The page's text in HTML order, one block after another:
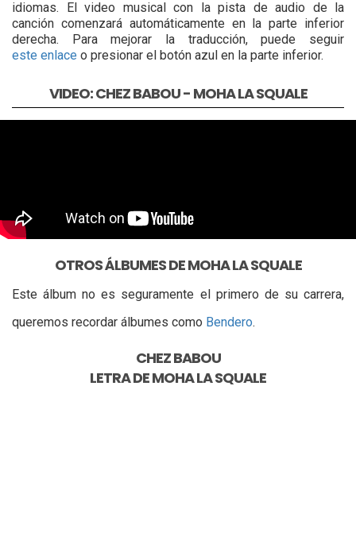
idiomas. El video musical con la pista de audio de la
canción comenzará automáticamente en la parte inferior
derecha. Para mejorar la traducción, puede seguir
este enlace o presionar el botón azul en la parte inferior.
VIDEO: CHEZ BABOU - MOHA LA SQUALE
OTROS ÁLBUMES DE MOHA LA SQUALE
Este álbum no es seguramente el primero de su carrera,
queremos recordar álbumes como Bendero.
CHEZ BABOU
LETRA DEMOHA LA SQUALE